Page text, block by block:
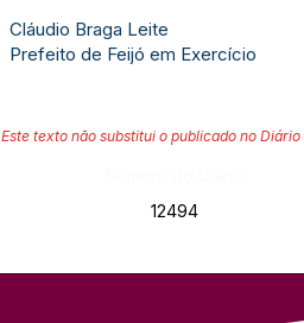
Cláudio Braga Leite
Prefeito de Feijó em Exercício
Este texto não substitui o publicado no
12494